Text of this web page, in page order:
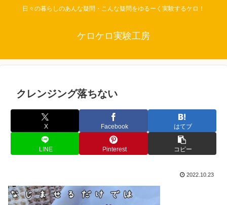
日々の暮らしのあんな疑問・こんな疑問をゆるーく実験するケロ！
ケロケロ実験工房
クレンジング落ちない
X Facebook はてブ
LINE Pinterest コピー
2022.10.23